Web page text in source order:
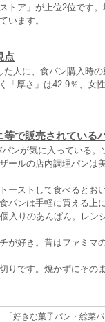
トア」が上位2位です
います。
点
人に、食パン購入時
「厚さ」は42.9％、女
で販売されている
ンが気に入っている
ールの店内調理パン
ーストして食べるとお
パンは手軽に買える上
入りのあんぱん。レン
が好き。昔はファミ
りです。焼かずにその
「好きな菓子パン・総菜